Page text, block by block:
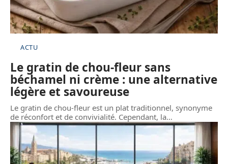
ACTU
Le gratin de chou-fleur sans
béchamel ni crème : une alternative
légère et savoureuse
Le gratin de chou-fleur est un plat traditionnel, synonyme
de réconfort et de convivialité. Cependant, la…